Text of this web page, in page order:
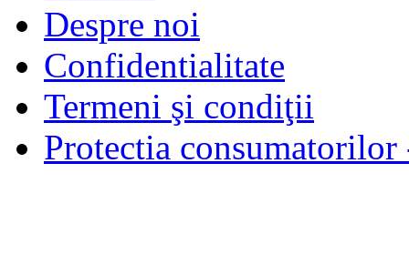
Despre noi
Confidentialitate
Termeni şi condiţii
Protectia